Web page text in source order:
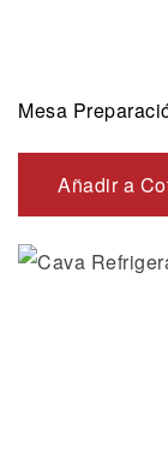
Mesa
Añadir a